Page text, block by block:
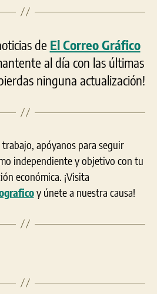
de El Correo Gráfico
al día con las últimas
ninguna actualización!
apóyanos para seguir
independiente y objetivo con tu
económica. ¡Visita
y únete a nuestra causa!